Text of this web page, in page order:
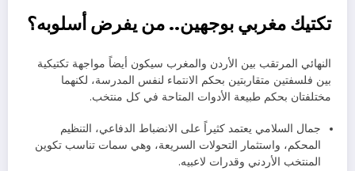
تكتيك مغربي بوجهين.. من يفرض أسلوبه؟
النهائي المرتقب بين الأردن والمغرب سيكون أيضاً مواجهة تكتيكية
بين فلسفتين متقاربتين بحكم الانتماء لنفس المدرسة، لكنهما
مختلفتان بحكم طبيعة الأدوات المتاحة في كل منتخب.
جمال السلامي يعتمد كثيراً على الانضباط الدفاعي، التنظيم
المحكم، واستثمار التحولات السريعة، وهي سمات تناسب تكوين
المنتخب الأردني وقدرات لاعبيه.